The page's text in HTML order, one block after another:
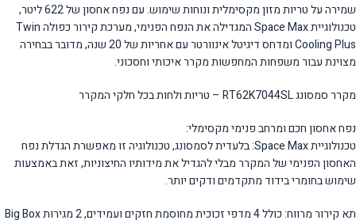
שמירה על טריות מזון מקסימלית ונוחות שימוש. עם נפח אחסון של 622 ליטר,
טכנולוגיית Space Max המגדילה את הנפח הפנימי, מערכת קירור כפולה Twin
Cooling Plus ומדחס דיגיטל אינוורטר עם אחריות של 20 שנה, מדובר בבחירה
מצוינת עבור משפחות המחפשות מקרר איכותי וחסכוני.
מקרר סמסונג RT62K7044SL – טריות ולחות בכל חלקי המקרר
נפח אחסון חכם ומרחב פנימי מקסימלי:
טכנולוגיית Space Max: בלעדית לסמסונג, טכנולוגיה זו מאפשרת הגדלת נפח
האחסון הפנימי של המקרר מבלי להגדיל את מידותיו החיצוניות, זאת באמצעות
שימוש בחומרי בידוד מתקדמים ודקים יותר.
תא קירור מרווח: כולל 4 מדפי זכוכית מחוסמת חזקים ועמידים, 2 מגירות Big Box